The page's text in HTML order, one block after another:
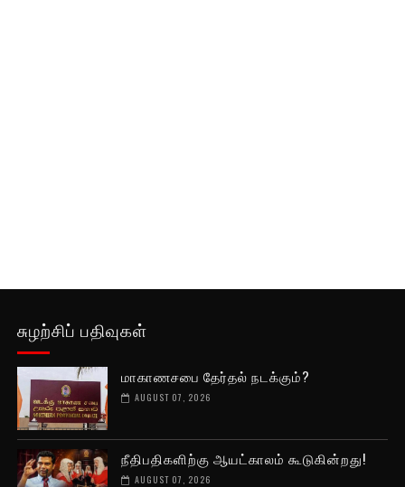
சுழற்சிப் பதிவுகள்
மாகாணசபை தேர்தல் நடக்கும்?
AUGUST 07, 2026
நீதிபதிகளிற்கு ஆயட்காலம் கூடுகின்றது!
AUGUST 07, 2026